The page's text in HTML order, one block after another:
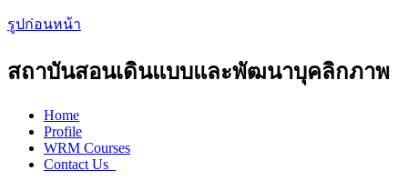
รูปก่อนหน้า
สถาบันสอนเดินแบบและพัฒนาบุคลิกภาพ
Home
Profile
WRM Courses
Contact Us_